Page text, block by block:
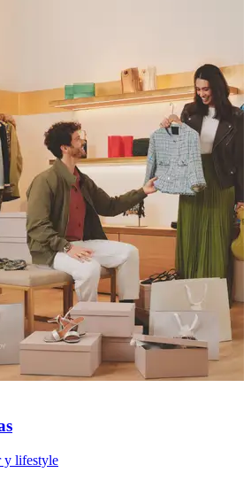
y lifestyle